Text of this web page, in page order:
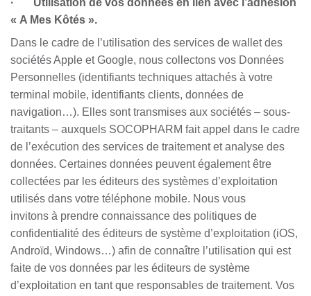
· Utilisation de vos données en lien avec l’adhésion
« A Mes Kôtés ».
Dans le cadre de l’utilisation des services de wallet des
sociétés Apple et Google, nous collectons vos Données
Personnelles (identifiants techniques attachés à votre
terminal mobile, identifiants clients, données de
navigation…). Elles sont transmises aux sociétés – sous-
traitants – auxquels SOCOPHARM fait appel dans le cadre
de l’exécution des services de traitement et analyse des
données. Certaines données peuvent également être
collectées par les éditeurs des systèmes d’exploitation
utilisés dans votre téléphone mobile. Nous vous
invitons à prendre connaissance des politiques de
confidentialité des éditeurs de système d’exploitation (iOS,
Androïd, Windows…) afin de connaître l’utilisation qui est
faite de vos données par les éditeurs de système
d’exploitation en tant que responsables de traitement. Vos